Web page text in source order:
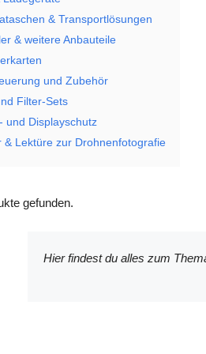
& Transportlösungen
& weitere Anbauteile
und Zubehör
Filter-Sets
und Displayschutz
& Lektüre zur Drohnenfotografie
gefunden.
Hier findest du alles zum